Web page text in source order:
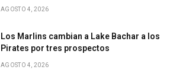
AGOSTO 4, 2026
Los Marlins cambian a Lake Bachar a los
Pirates por tres prospectos
AGOSTO 4, 2026